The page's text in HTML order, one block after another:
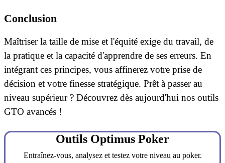
Conclusion
Maîtriser la taille de mise et l'équité exige du travail, de
la pratique et la capacité d'apprendre de ses erreurs. En
intégrant ces principes, vous affinerez votre prise de
décision et votre finesse stratégique. Prêt à passer au
niveau supérieur ? Découvrez dès aujourd'hui nos outils
GTO avancés !
Outils Optimus Poker
Entraînez-vous, analysez et testez votre niveau au poker.